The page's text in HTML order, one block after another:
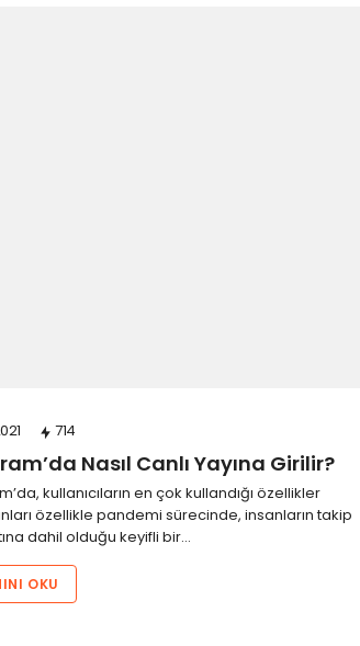
714
Nasıl Canlı Yayına Girilir?
kullanıcıların en çok kullandığı özellikler
özellikle pandemi sürecinde, insanların takip
dahil olduğu keyifli bir…
OKU